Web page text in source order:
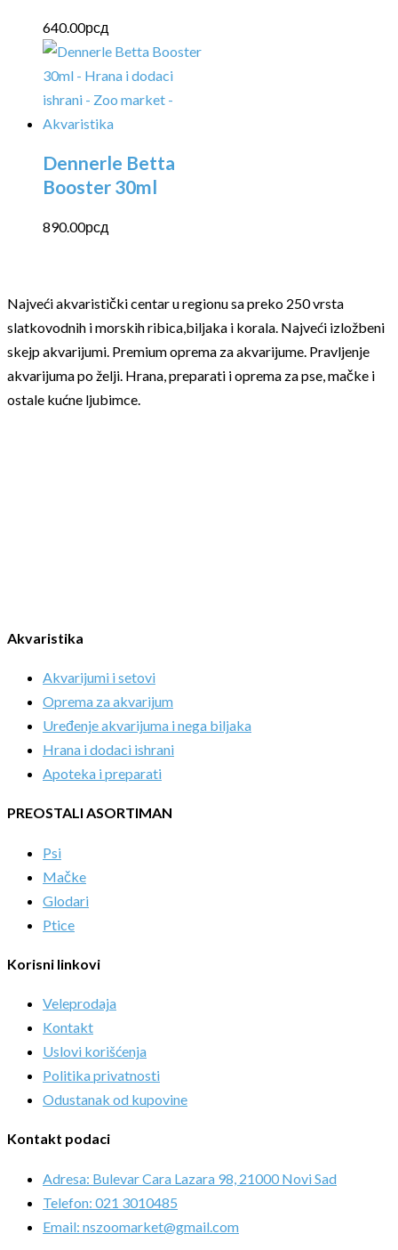
640.00рсд
Dennerle Betta
Booster 30ml
890.00рсд
Najveći akvaristički centar u regionu sa preko 250 vrsta
slatkovodnih i morskih ribica,biljaka i korala. Najveći izložbeni
skejp akvarijumi. Premium oprema za akvarijume. Pravljenje
akvarijuma po želji. Hrana, preparati i oprema za pse, mačke i
ostale kućne ljubimce.
Akvaristika
Akvarijumi i setovi
Oprema za akvarijum
Uređenje akvarijuma i nega biljaka
Hrana i dodaci ishrani
Apoteka i preparati
PREOSTALI ASORTIMAN
Psi
Mačke
Glodari
Ptice
Korisni linkovi
Veleprodaja
Kontakt
Uslovi korišćenja
Politika privatnosti
Odustanak od kupovine
Kontakt podaci
Adresa: Bulevar Cara Lazara 98, 21000 Novi Sad
Telefon: 021 3010485
Email: nszoomarket@gmail.com